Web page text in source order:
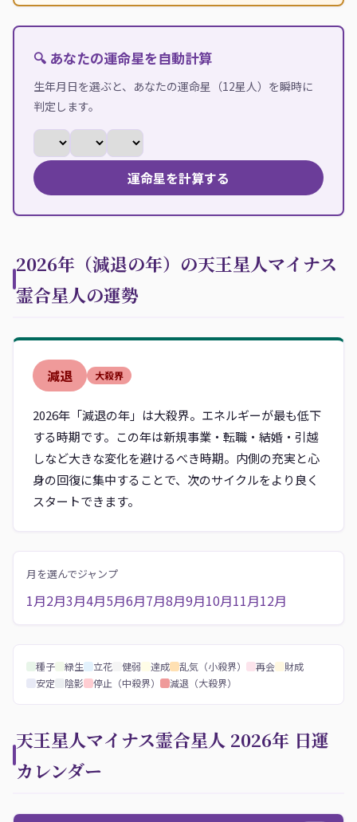
🔍 あなたの運命星を自動計算
生年月日を選ぶと、あなたの運命星（12星人）を瞬時に
判定します。
運命星を計算する
2026年（減退の年）の天王星人マイナス
霊合星人の運勢
減退 大殺界
2026年「減退の年」は大殺界。エネルギーが最も低下
する時期です。この年は新規事業・転職・結婚・引越
しなど大きな変化を避けるべき時期。内側の充実と心
身の回復に集中することで、次のサイクルをより良く
スタートできます。
月を選んでジャンプ
1月2月3月4月5月6月7月8月9月10月11月12月
種子 緑生 立花 健弱 達成 乱気（小殺界） 再会
財成
安定
陰影 停止（中殺界） 減退（大殺界）
天王星人マイナス霊合星人 2026年 日運
カレンダー